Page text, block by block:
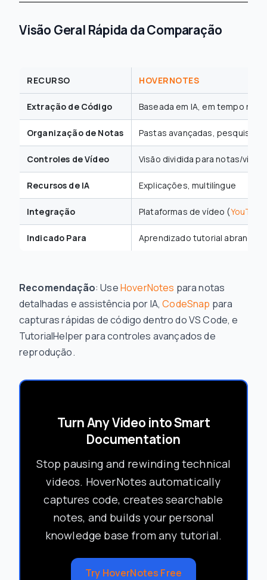
Visão Geral Rápida da Comparação
RECURSO HOVERNOTES
Extração de Código Baseada em IA, em tempo real
Organização de Notas Pastas avançadas, pesquisa
Controles de Vídeo Visão dividida para notas/
Recursos de IA Explicações, multilíngue
Integração Plataformas de vídeo (YouTube
Indicado Para Aprendizado tutorial
Recomendação: UseHoverNotes para notas
detalhadas e assistência por IA,CodeSnap para
capturas rápidas de código dentro do VS Code, e
TutorialHelper para controles avançados de
reprodução.
Turn Any Video into Smart
Documentation
Stop pausing and rewinding technical
videos. HoverNotes automatically
captures code, creates searchable
notes, and builds your personal
knowledge base from any tutorial.
Try HoverNotes Free